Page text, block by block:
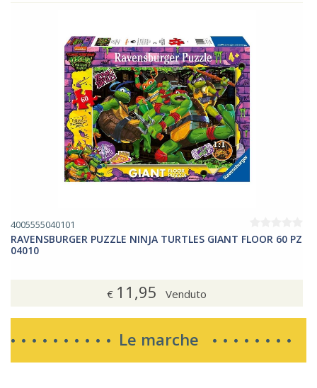
4005555040101
RAVENSBURGER PUZZLE NINJA TURTLES GIANT FLOOR 60 PZ
04010
€ 11,95 Venduto
Le marche